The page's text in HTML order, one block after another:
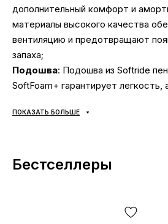
дополнительный комфорт и
материалы высокого качества
вентиляцию и предотвращают
запаха;
Подошва: Подошва из Softride
SoftFoam+ гарантирует легкость,
Сезонность: может
— не предусмотрено! Оплата
ПОКАЗАТЬ БОЛЬШЕ
Бестселлеры